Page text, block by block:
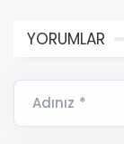
YORUMLAR
Adınız *